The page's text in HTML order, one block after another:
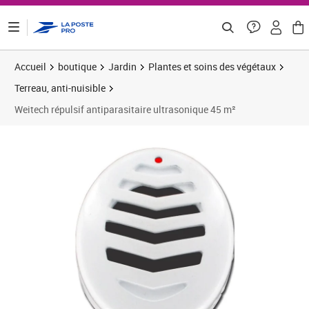
Accueil boutique Jardin
Plantes et soins des végétaux
Terreau, anti-nuisible
Weitech répulsif antiparasitaire ultrasonique 45 m²